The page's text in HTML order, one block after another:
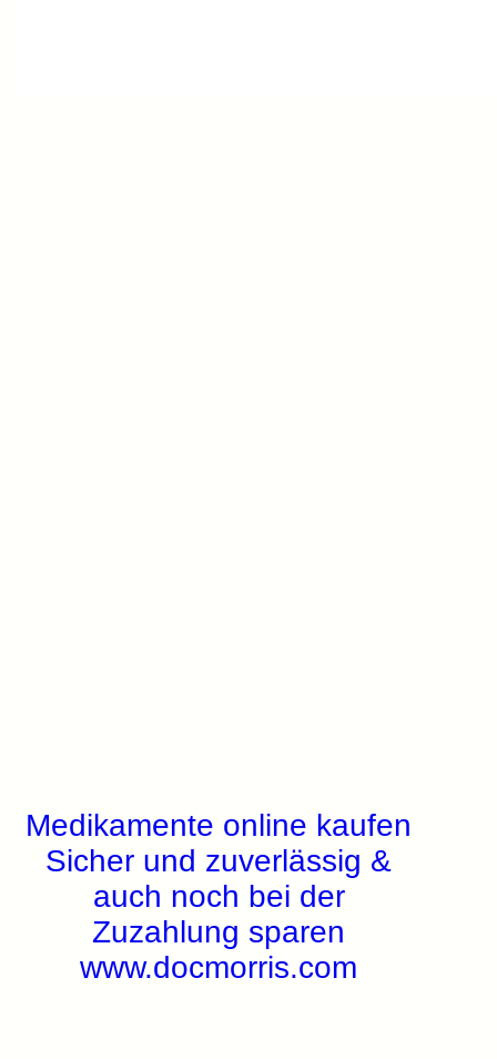
Medikamente online kaufen
Sicher und zuverlässig &
auch noch bei der
Zuzahlung sparen
www.docmorris.com